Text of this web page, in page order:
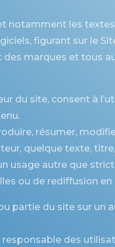
notamment les
figurant sur le
des marques et tous
du site, consent à
résumer,
quelque texte,
usage autre que
ou de rediffusion en
partie du site sur un
responsable des